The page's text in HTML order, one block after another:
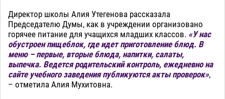
Директор школы Алия Утегенова рассказала
Председателю Думы, как в учреждении организовано
горячее питание для учащихся младших классов. «У нас
обустроен пищеблок, где идет приготовление блюд. В
меню – первые, вторые блюда, напитки, салаты,
выпечка. Ведется родительский контроль, ежедневно на
сайте учебного заведения публикуются акты проверок»,
– отметила Алия Мухитовна.